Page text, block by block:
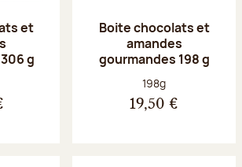
et
g
:
Boite chocolats et
amandes
gourmandes 198 g
Poids net :
198g
19,50 €